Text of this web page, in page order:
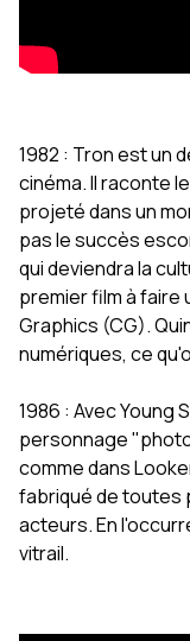
1982 : Tron est un
cinéma. Il raconte
projeté dans un
pas le succès
qui deviendra la
premier film à faire
Graphics (CG).
numériques, ce
1986 : Avec Young
personnage
comme dans
fabriqué de toutes
acteurs. En
vitrail.